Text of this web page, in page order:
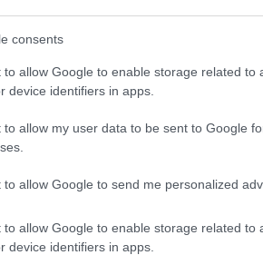
consents
to allow Google to enable storage related to
device identifiers in apps.
to allow my user data to be sent to Google
to allow Google to send me personalized
to allow Google to enable storage related to
device identifiers in apps.
választani, amiben elférnek a
vitt magával, és
A legnagyobb poént
aki elcsente Rita Ora falatnyi
szürreálisan nézett ki.